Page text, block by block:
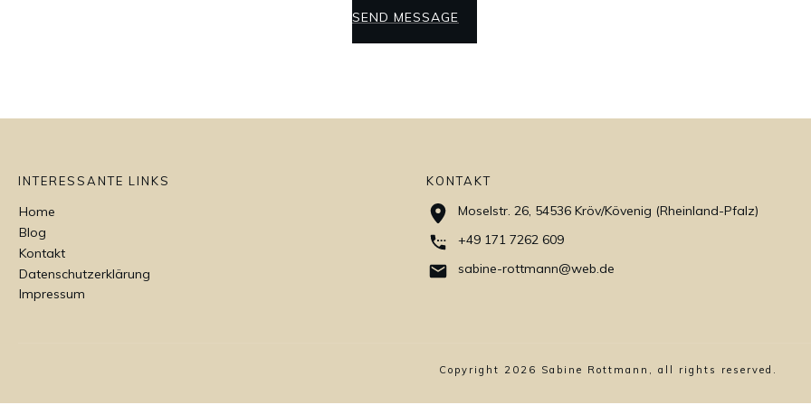
SEND MESSAGE
INTERESSANTE LINKS
Home
Blog
Kontakt
Datenschutzerklärung
Impressum
KONTAKT
Moselstr. 26, 54536 Kröv/Kövenig (Rheinland-Pfalz)
+49 171 7262 609
sabine-rottmann@web.de
Copyright 2026 Sabine Rottmann, all rights reserved.